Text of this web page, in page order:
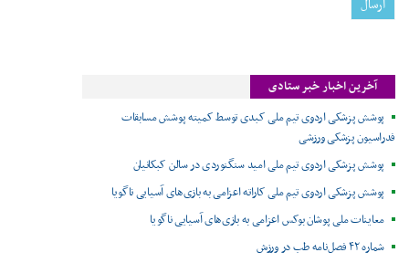
آخرین اخبار خبر ستادی
پوشش پزشکی اردوی تیم ملی کبدی توسط کمیته پوشش مسابقات
فدراسیون پزشکی ورزشی
پوشش پزشکی اردوی تیم ملی امید سنگنوردی در سالن کبکانیان
پوشش پزشکی اردوی تیم ملی کاراته اعزامی به بازی‌های آسیایی ناگویا
معاینات ملی پوشان بوکس اعزامی به بازی‌های آسیایی ناگویا
شماره ۴۲ فصل‌نامه طب در ورزش